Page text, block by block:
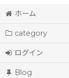
ホーム
category
ログイン
Blog